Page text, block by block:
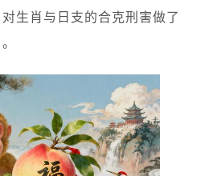
生肖与日支的合克刑害做了